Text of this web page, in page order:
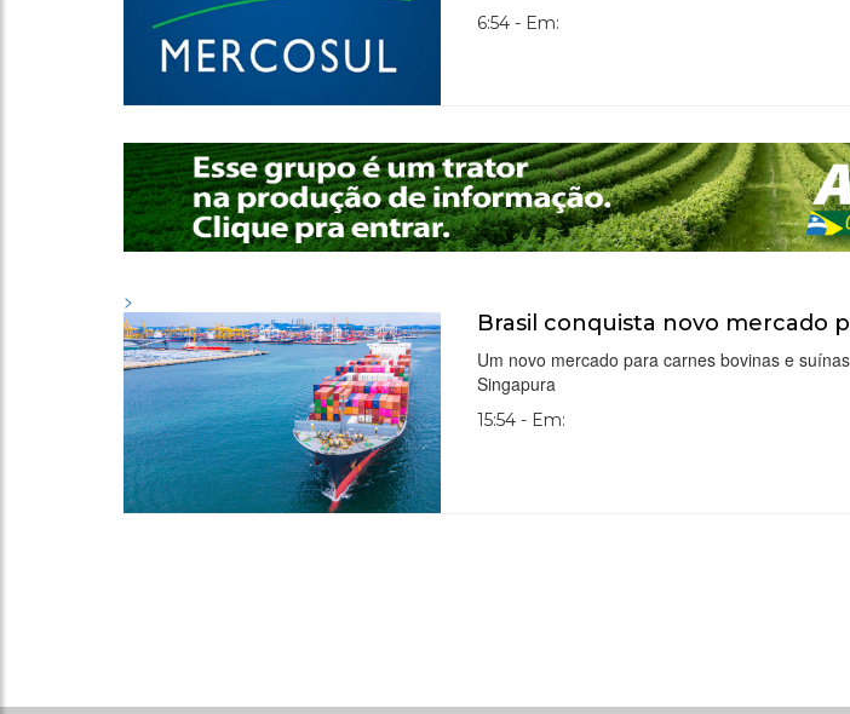
6:54 - Em:
>
Brasil conquista novo mercado
Um novo mercado para carnes bovinas e
Singapura
15:54 - Em: